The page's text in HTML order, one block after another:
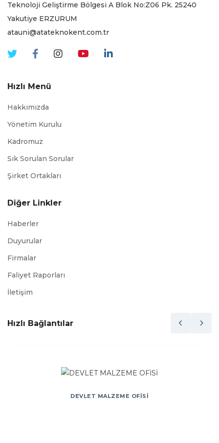
Teknoloji Geliştirme Bölgesi A Blok No:Z06 Pk. 25240
Yakutiye ERZURUM
atauni@atateknokent.com.tr
Hızlı Menü
Hakkımızda
Yönetim Kurulu
Kadromuz
Sık Sorulan Sorular
Şirket Ortakları
Diğer Linkler
Haberler
Duyurular
Firmalar
Faliyet Raporları
İletişim
Hızlı Bağlantılar
DEVLET MALZEME OFİSİ